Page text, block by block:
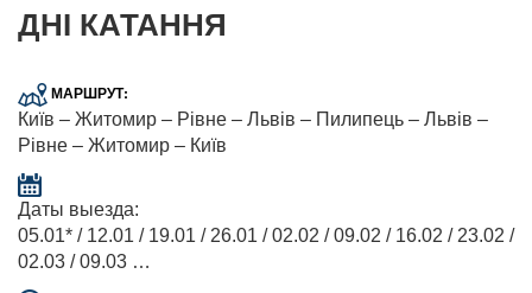
ДНІ КАТАННЯ
МАРШРУТ:
Київ – Житомир – Рівне – Львів – Пилипець – Львів –
Рівне – Житомир – Київ
Даты выезда:
05.01* / 12.01 / 19.01 / 26.01 / 02.02 / 09.02 / 16.02 / 23.02 /
02.03 / 09.03 …